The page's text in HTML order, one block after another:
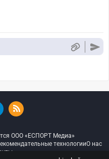
ООО «ЕСПОРТ Медиа»
технологииО нас